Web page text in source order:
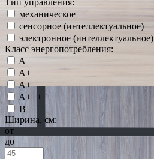
механическое
сенсорное (интеллектуальное)
электронное (интеллектуальное)
Класс энергопотребления:
A
A+
A++
A+++
B
Ширина, см:
от
до